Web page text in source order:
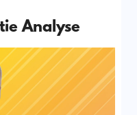
Analyse